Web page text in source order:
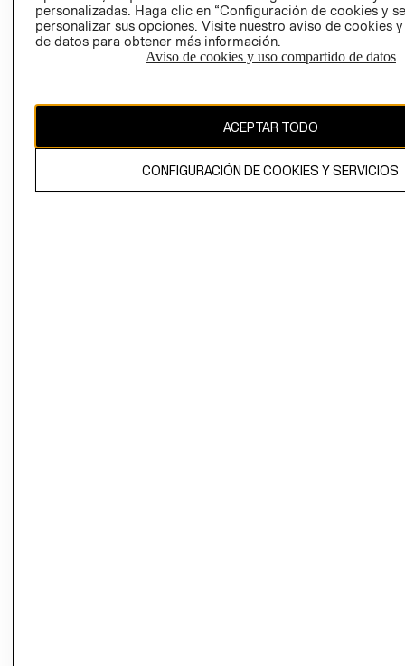
AVISO DE
COOKIES
Uruguay ($U)
personalizadas. Haga clic en “Configuración de cookies y
personalizar sus opciones. Visite nuestro aviso de cookies
de datos para obtener más información.
Aviso de cookies y uso compartido de datos
ACEPTAR TODO
CONFIGURACIÓN DE COOKIES Y SERVICIOS